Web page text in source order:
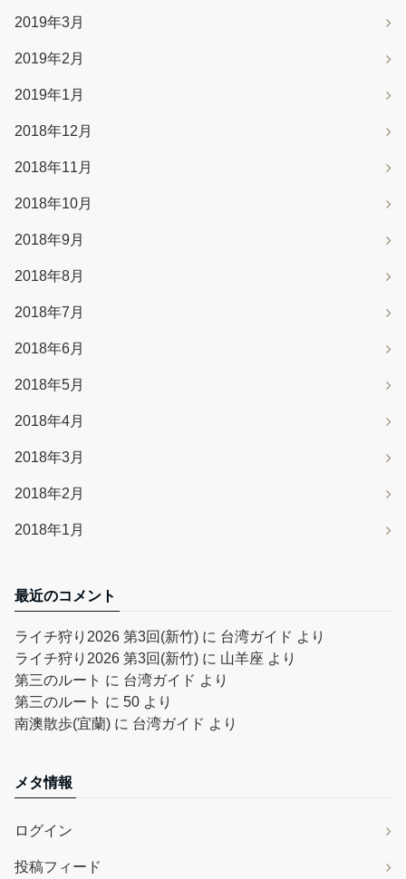
2019年3月
2019年2月
2019年1月
2018年12月
2018年11月
2018年10月
2018年9月
2018年8月
2018年7月
2018年6月
2018年5月
2018年4月
2018年3月
2018年2月
2018年1月
最近のコメント
ライチ狩り2026 第3回(新竹) に 台湾ガイド より
ライチ狩り2026 第3回(新竹) に 山羊座 より
第三のルート に 台湾ガイド より
第三のルート に 50 より
南澳散歩(宜蘭) に 台湾ガイド より
メタ情報
ログイン
投稿フィード